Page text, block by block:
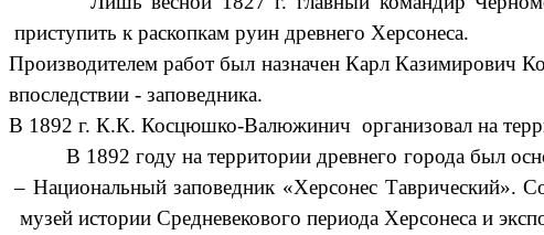
приступить к раскопкам руин древнего Херсонеса.
Производителем работ был назначен Карл Казимирович
впоследствии - заповедника.
В 1892 г. К.К. Косцюшко-Валюжинич организовал на
В 1892 году на территории древнего города был
– Национальный заповедник «Херсонес Таврический».
музей истории Средневекового периода Херсонеса и